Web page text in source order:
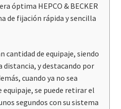
óptima HEPCO & BECKER
de fijación rápida y sencilla
cantidad de equipaje, siendo
distancia, y destacando por
cuando ya no sea
se puede retirar el
segundos con su sistema